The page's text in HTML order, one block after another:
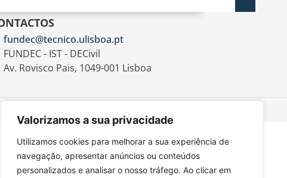
Valorizamos a sua privacidade
Utilizamos cookies para melhorar a sua experiência de
navegação, apresentar anúncios ou conteúdos
personalizados e analisar o nosso tráfego. Ao clicar em
fundec@tecnico.ulisboa.pt
FUNDEC - IST - DECivil
Av. Rovisco Pais, 1049-001 Lisboa